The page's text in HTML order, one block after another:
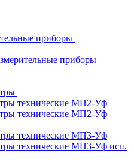
приборы
приборы
технические МП2-Уф
технические МП2-Уф
технические МП3-Уф
технические МП3-Уф исп.